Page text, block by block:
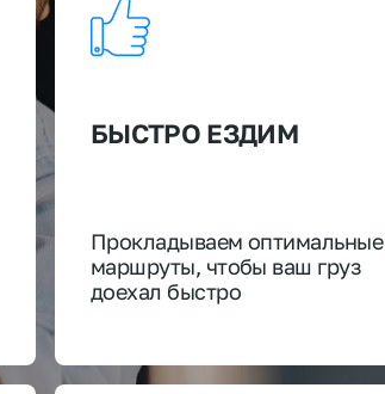
БЫСТРО ЕЗДИМ
Прокладываем оптимальные
маршруты, чтобы ваш груз
доехал быстро